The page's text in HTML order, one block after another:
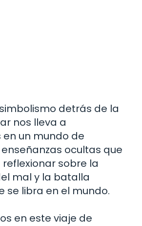
detrás de la
nos lleva a
un mundo de
ocultas que
reflexionar sobre la
mal y la batalla
se libra en el mundo.
en este viaje de